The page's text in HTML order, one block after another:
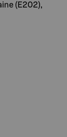
(E202),